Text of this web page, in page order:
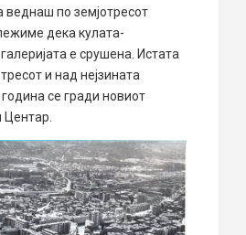
веднаш по земјотресот
дека кулата-
е срушена. Истата
и над нејзината
се гради новиот
Центар.